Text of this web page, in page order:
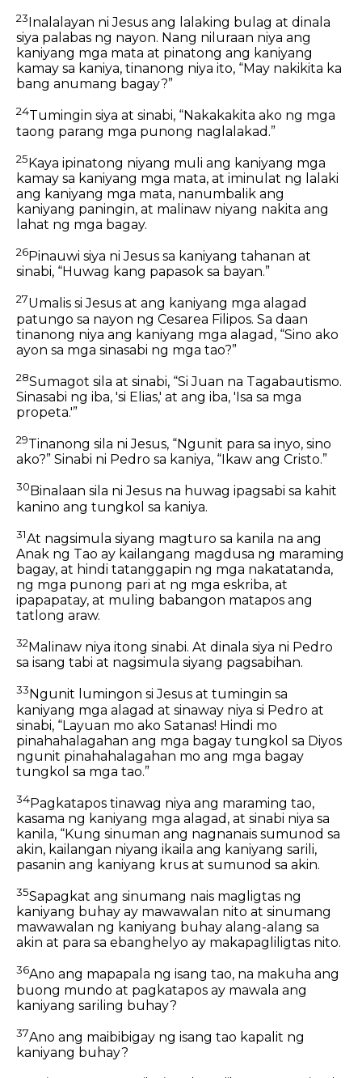
23 Inalalayan ni Jesus ang lalaking bulag at dinala
siya palabas ng nayon. Nang niluraan niya ang
kaniyang mga mata at pinatong ang kaniyang
kamay sa kaniya, tinanong niya ito, “May nakikita ka
bang anumang bagay?”
24Tumingin siya at sinabi, “Nakakakita ako ng mga
taong parang mga punong naglalakad.”
25Kaya ipinatong niyang muli ang kaniyang mga
kamay sa kaniyang mga mata, at iminulat ng lalaki
ang kaniyang mga mata, nanumbalik ang
kaniyang paningin, at malinaw niyang nakita ang
lahat ng mga bagay.
26Pinauwi siya ni Jesus sa kaniyang tahanan at
sinabi, “Huwag kang papasok sa bayan.”
27Umalis si Jesus at ang kaniyang mga alagad
patungo sa nayon ng Cesarea Filipos. Sa daan
tinanong niya ang kaniyang mga alagad, “Sino ako
ayon sa mga sinasabi ng mga tao?”
28Sumagot sila at sinabi, “Si Juan na Tagabautismo.
Sinasabi ng iba, 'si Elias,' at ang iba, 'Isa sa mga
propeta.'”
29Tinanong sila ni Jesus, “Ngunit para sa inyo, sino
ako?” Sinabi ni Pedro sa kaniya, “Ikaw ang Cristo.”
30 Binalaan sila ni Jesus na huwag ipagsabi sa kahit
kanino ang tungkol sa kaniya.
31At nagsimula siyang magturo sa kanila na ang
Anak ng Tao ay kailangang magdusa ng maraming
bagay, at hindi tatanggapin ng mga nakatatanda,
ng mga punong pari at ng mga eskriba, at
ipapapatay, at muling babangon matapos ang
tatlong araw.
32 Malinaw niya itong sinabi. At dinala siya ni Pedro
sa isang tabi at nagsimula siyang pagsabihan.
33 Ngunit lumingon si Jesus at tumingin sa
kaniyang mga alagad at sinaway niya si Pedro at
sinabi, “Layuan mo ako Satanas! Hindi mo
pinahahalagahan ang mga bagay tungkol sa Diyos
ngunit pinahahalagahan mo ang mga bagay
tungkol sa mga tao.”
34Pagkatapos tinawag niya ang maraming tao,
kasama ng kaniyang mga alagad, at sinabi niya sa
kanila, “Kung sinuman ang nagnanais sumunod sa
akin, kailangan niyang ikaila ang kaniyang sarili,
pasanin ang kaniyang krus at sumunod sa akin.
35Sapagkat ang sinumang nais magligtas ng
kaniyang buhay ay mawawalan nito at sinumang
mawawalan ng kaniyang buhay alang-alang sa
akin at para sa ebanghelyo ay makapagliligtas nito.
36Ano ang mapapala ng isang tao, na makuha ang
buong mundo at pagkatapos ay mawala ang
kaniyang sariling buhay?
37Ano ang maibibigay ng isang tao kapalit ng
kaniyang buhay?